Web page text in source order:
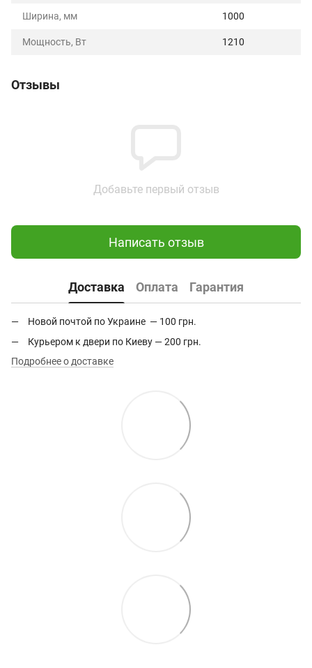
Ширина, мм 1000
Мощность, Вт 1210
Отзывы
Добавьте первый отзыв
Написать отзыв
Доставка Оплата Гарантия
Новой почтой по Украине — 100 грн.
Курьером к двери по Киеву — 200 грн.
Подробнее о доставке